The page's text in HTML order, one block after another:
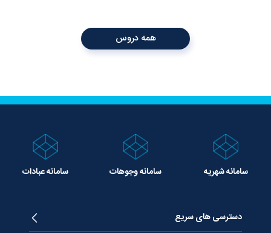
همه دروس
سامانه شهریه سامانه وجوهات سامانه عبادات
دسترسی های سریع